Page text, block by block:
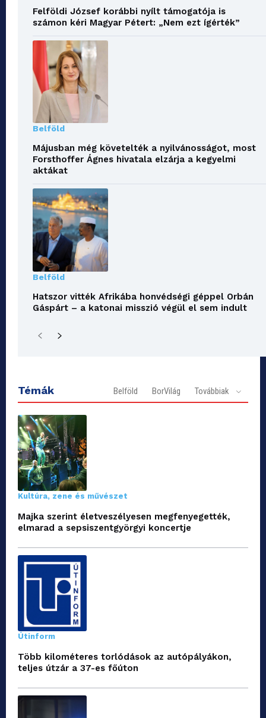
Felföldi József korábbi nyílt támogatója is
számon kéri Magyar Pétert: „Nem ezt ígérték”
Belföld
Májusban még követelték a nyilvánosságot, most
Forsthoffer Ágnes hivatala elzárja a kegyelmi
aktákat
Belföld
Hatszor vitték Afrikába honvédségi géppel Orbán
Gáspárt – a katonai misszió végül el sem indult
Témák Belföld BorVilág Továbbiak
Kultúra, zene és művészet
Majka szerint életveszélyesen megfenyegették,
elmarad a sepsiszentgyörgyi koncertje
Útinform
Több kilométeres torlódások az autópályákon,
teljes útzár a 37-es főúton